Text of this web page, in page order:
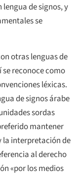
de signos, y
se
otras lenguas de
reconoce como
léxicas.
de signos árabe
sordas
mantener
la interpretación de
al derecho
«por los medios